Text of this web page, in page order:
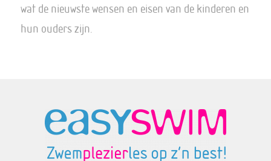
wat de nieuwste wensen en eisen van de kinderen en
hun ouders zijn.